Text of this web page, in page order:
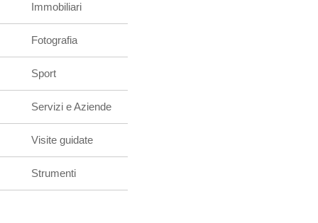
Immobiliari
Fotografia
Sport
Servizi e Aziende
Visite guidate
Strumenti